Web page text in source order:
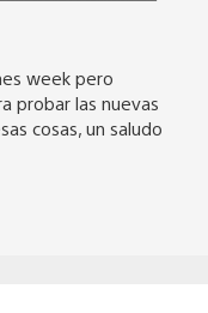
week pero
probar las nuevas
cosas, un saludo